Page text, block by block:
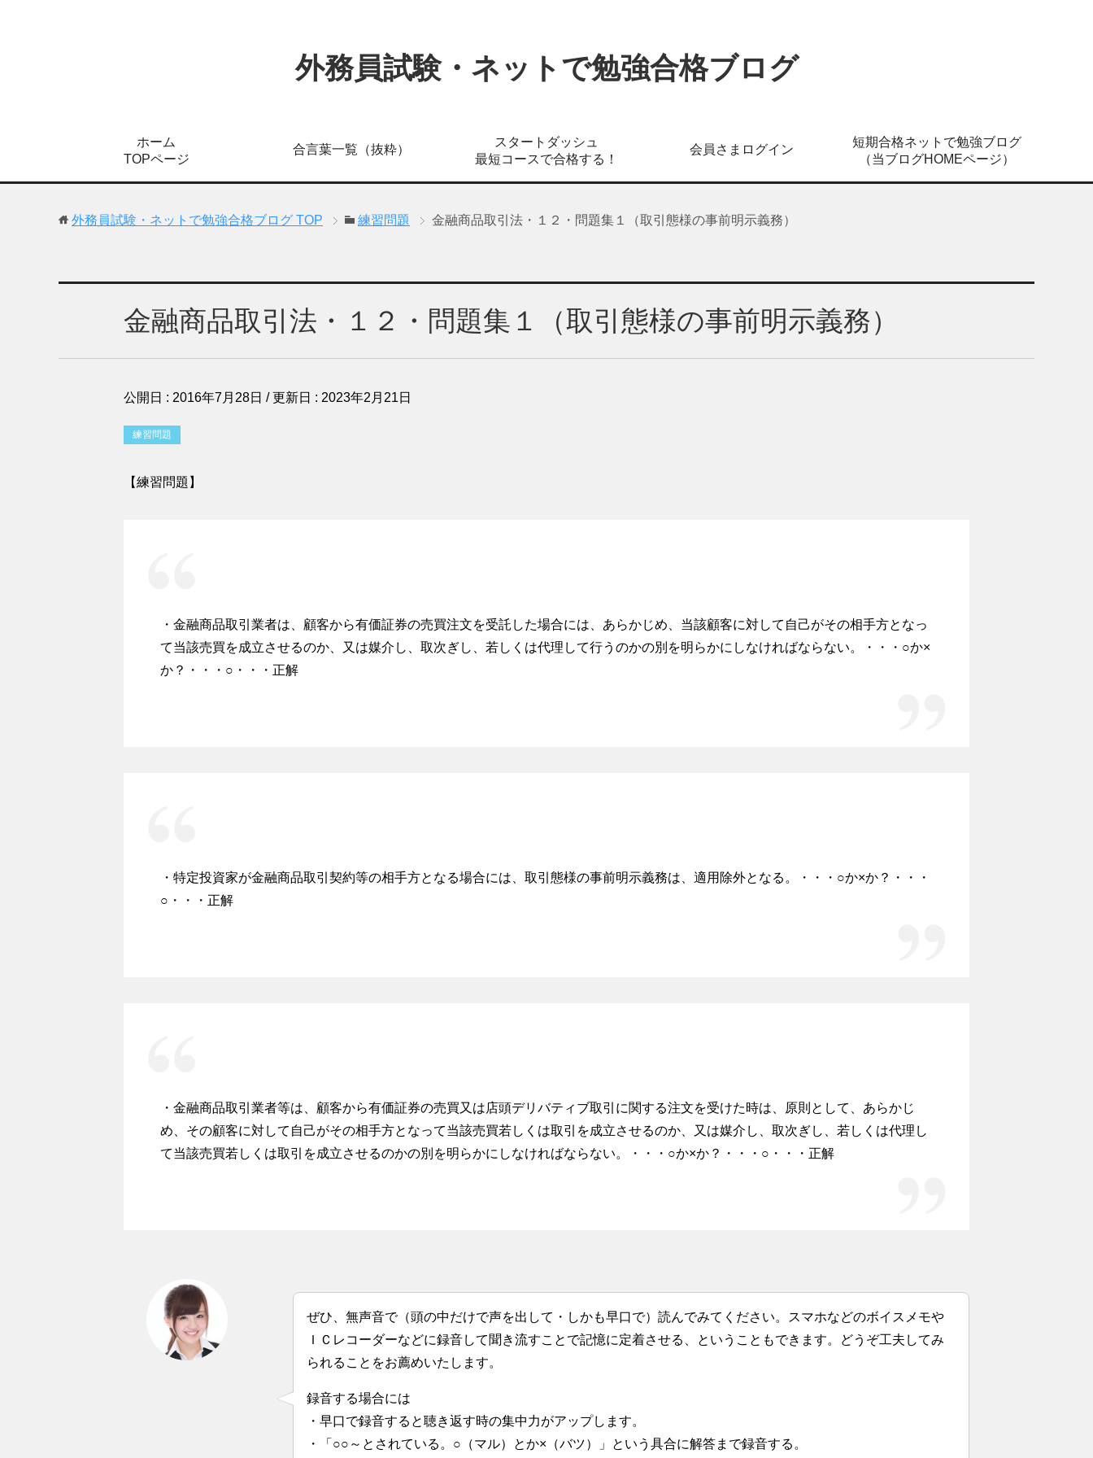
外務員試験・ネットで勉強合格ブログ
ホーム
TOPページ
合言葉一覧（抜粋）
スタートダッシュ
最短コースで合格する！
会員さまログイン
短期合格ネットで勉強ブログ
（当ブログHOMEページ）
外務員試験・ネットで勉強合格ブログ TOP 練習問題 金融商品取引法・１２・問題集１（取引態様の事前明示義務）
金融商品取引法・１２・問題集１（取引態様の事前明示義務）
公開日 : 2016年7月28日 / 更新日 : 2023年2月21日
練習問題
【練習問題】
・金融商品取引業者は、顧客から有価証券の売買注文を受託した場合には、あらかじめ、当該顧客に対して自己がその相手方となっ
て当該売買を成立させるのか、又は媒介し、取次ぎし、若しくは代理して行うのかの別を明らかにしなければならない。・・・○か×
か？・・・○・・・正解
・特定投資家が金融商品取引契約等の相手方となる場合には、取引態様の事前明示義務は、適用除外となる。・・・○か×か？・・・
○・・・正解
・金融商品取引業者等は、顧客から有価証券の売買又は店頭デリバティブ取引に関する注文を受けた時は、原則として、あらかじ
め、その顧客に対して自己がその相手方となって当該売買若しくは取引を成立させるのか、又は媒介し、取次ぎし、若しくは代理し
て当該売買若しくは取引を成立させるのかの別を明らかにしなければならない。・・・○か×か？・・・○・・・正解
ぜひ、無声音で（頭の中だけで声を出して・しかも早口で）読んでみてください。スマホなどのボイスメモや
ＩＣレコーダーなどに録音して聞き流すことで記憶に定着させる、ということもできます。どうぞ工夫してみ
られることをお薦めいたします。
録音する場合には
・早口で録音すると聴き返す時の集中力がアップします。
・「○○～とされている。○（マル）とか×（バツ）」という具合に解答まで録音する。